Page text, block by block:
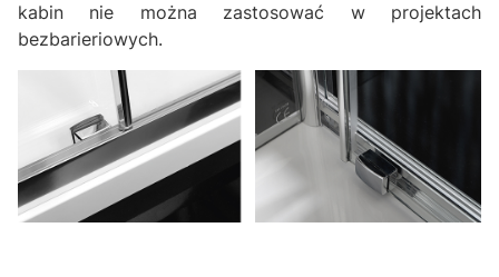
kabin nie można zastosować w projektach
bezbarieriowych.